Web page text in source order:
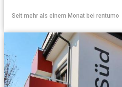
Seit mehr als einem Monat bei rentumo